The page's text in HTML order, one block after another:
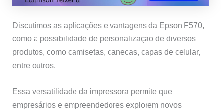
Discutimos as aplicações e vantagens da Epson F570,
como a possibilidade de personalização de diversos
produtos, como camisetas, canecas, capas de celular,
entre outros.
Essa versatilidade da impressora permite que
empresários e empreendedores explorem novos